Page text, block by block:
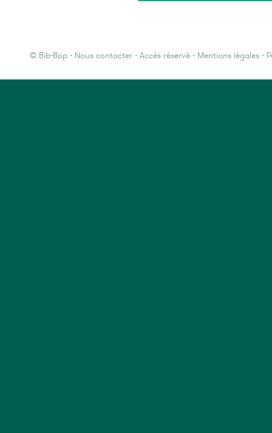
© Bib-Bop - Nous contacter - Accès réservé - Mentions légales -